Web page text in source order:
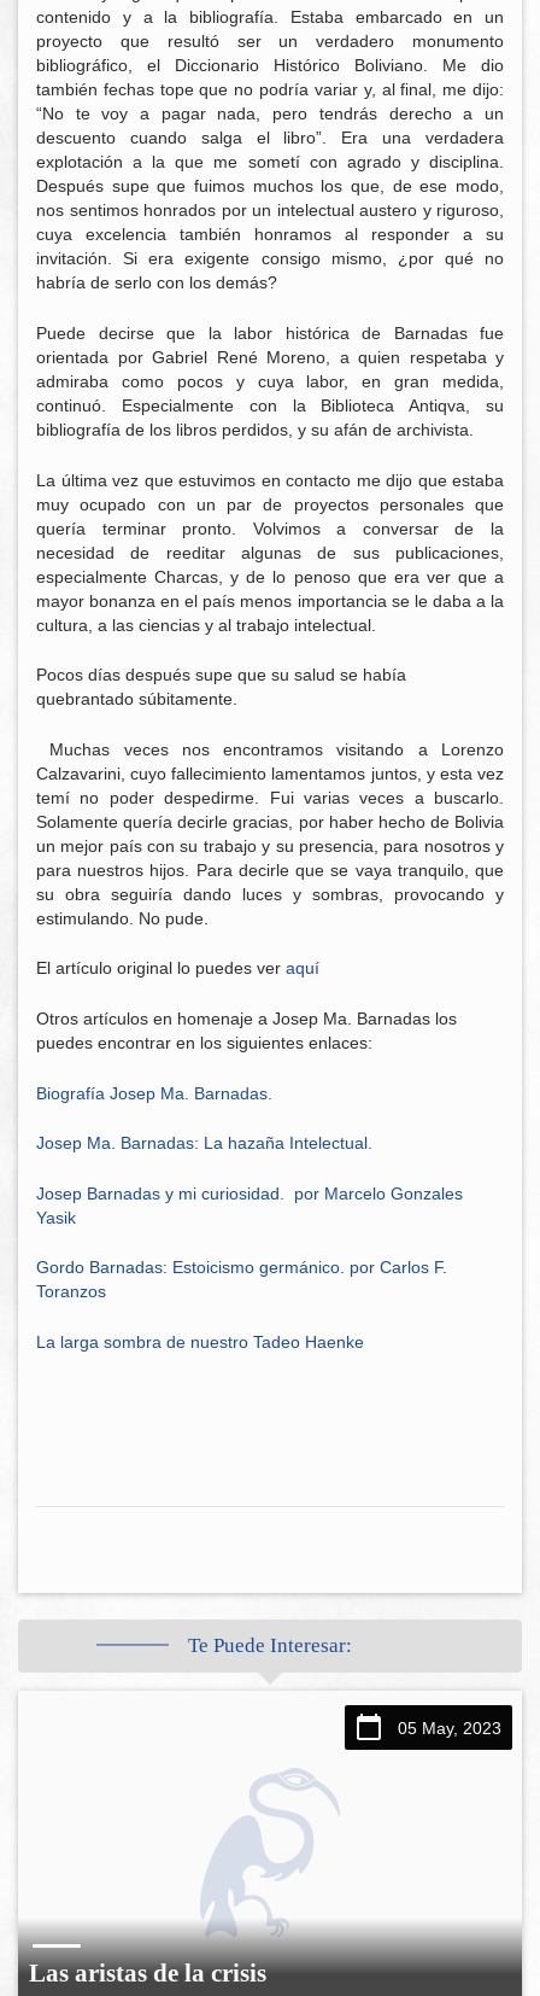
contenido y a la bibliografía. Estaba embarcado en un
proyecto que resultó ser un verdadero monumento
bibliográfico, el Diccionario Histórico Boliviano. Me dio
también fechas tope que no podría variar y, al final, me dijo:
“No te voy a pagar nada, pero tendrás derecho a un
descuento cuando salga el libro”. Era una verdadera
explotación a la que me sometí con agrado y disciplina.
Después supe que fuimos muchos los que, de ese modo,
nos sentimos honrados por un intelectual austero y riguroso,
cuya excelencia también honramos al responder a su
invitación. Si era exigente consigo mismo, ¿por qué no
habría de serlo con los demás?
Puede decirse que la labor histórica de Barnadas fue
orientada por Gabriel René Moreno, a quien respetaba y
admiraba como pocos y cuya labor, en gran medida,
continuó. Especialmente con la Biblioteca Antiqva, su
bibliografía de los libros perdidos, y su afán de archivista.
La última vez que estuvimos en contacto me dijo que estaba
muy ocupado con un par de proyectos personales que
quería terminar pronto. Volvimos a conversar de la
necesidad de reeditar algunas de sus publicaciones,
especialmente Charcas, y de lo penoso que era ver que a
mayor bonanza en el país menos importancia se le daba a la
cultura, a las ciencias y al trabajo intelectual.
Pocos días después supe que su salud se había
quebrantado súbitamente.
Muchas veces nos encontramos visitando a Lorenzo
Calzavarini, cuyo fallecimiento lamentamos juntos, y esta vez
temí no poder despedirme. Fui varias veces a buscarlo.
Solamente quería decirle gracias, por haber hecho de Bolivia
un mejor país con su trabajo y su presencia, para nosotros y
para nuestros hijos. Para decirle que se vaya tranquilo, que
su obra seguiría dando luces y sombras, provocando y
estimulando. No pude.
El artículo original lo puedes ver aquí
Otros artículos en homenaje a Josep Ma. Barnadas los
puedes encontrar en los siguientes enlaces:
Biografía Josep Ma. Barnadas.
Josep Ma. Barnadas: La hazaña Intelectual.
Josep Barnadas y mi curiosidad. por Marcelo Gonzales
Yasik
Gordo Barnadas: Estoicismo germánico. por Carlos F.
Toranzos
La larga sombra de nuestro Tadeo Haenke
Te Puede Interesar:
05 May, 2023
Las aristas de la crisis